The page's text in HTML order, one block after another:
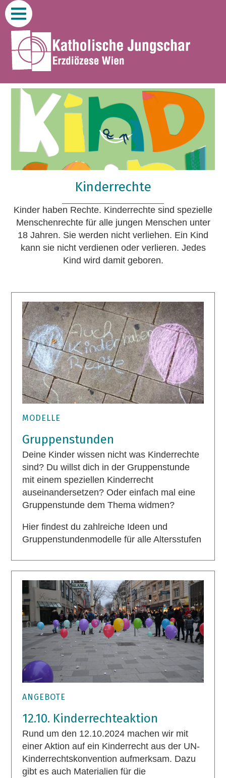
Zum
Inhalt
Kinderrechte
Kinder haben Rechte. Kinderrechte sind spezielle
Menschenrechte für alle jungen Menschen unter
18 Jahren. Sie werden nicht verliehen. Ein Kind
kann sie nicht verdienen oder verlieren. Jedes
Kind wird damit geboren.
MODELLE
Gruppenstunden
Deine Kinder wissen nicht was Kinderrechte
sind? Du willst dich in der Gruppenstunde
mit einem speziellen Kinderrecht
auseinandersetzen? Oder einfach mal eine
Gruppenstunde dem Thema widmen?
Hier findest du zahlreiche Ideen und
Gruppenstundenmodelle für alle Altersstufen
ANGEBOTE
12.10. Kinderrechteaktion
Rund um den 12.10.2024 machen wir mit
einer Aktion auf ein Kinderrecht aus der UN-
Kinderrechtskonvention aufmerksam. Dazu
gibt es auch Materialien für die